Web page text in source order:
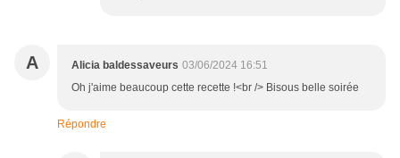
A Alicia baldessaveurs 03/06/2024 16:51
Oh j'aime beaucoup cette recette !<br /> Bisous belle soirée
Répondre